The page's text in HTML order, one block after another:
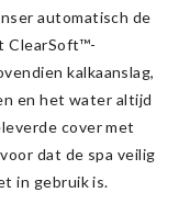
automatisch de
ClearSoft™-
kalkaanslag,
en het water altijd
cover met
dat de spa veilig
in gebruik is.